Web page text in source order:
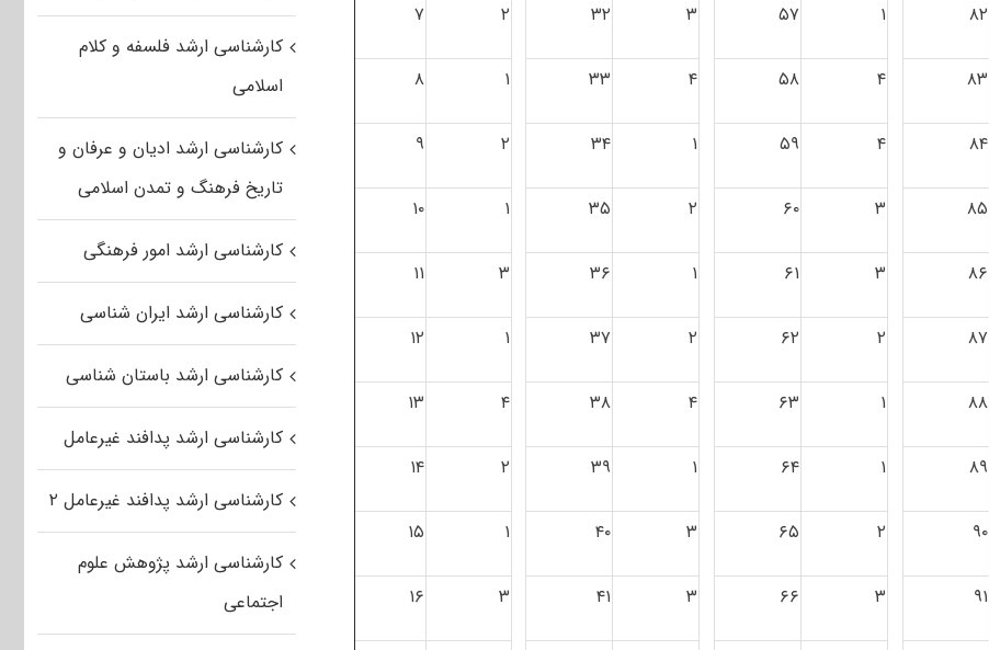
۸۲ ۱ ۵۷ ۳ ۳۲ ۲ ۷
۸۳ ۴ ۵۸ ۴ ۳۳ ۱ ۸
۸۴ ۴ ۵۹ ۱ ۳۴ ۲ ۹
۸۵ ۳ ۶۰ ۲ ۳۵ ۱ ۱۰
۸۶ ۳ ۶۱ ۱ ۳۶ ۳ ۱۱
۸۷ ۲ ۶۲ ۲ ۳۷ ۱ ۱۲
۸۸ ۱ ۶۳ ۴ ۳۸ ۴ ۱۳
۸۹ ۱ ۶۴ ۱ ۳۹ ۲ ۱۴
۹۰ ۲ ۶۵ ۳ ۴۰ ۱ ۱۵
۹۱ ۳ ۶۶ ۳ ۴۱ ۳ ۱۶
کارشناسی ارشد فلسفه و کلام
اسلامی
کارشناسی ارشد ادیان و عرفان و
تاریخ فرهنگ و تمدن اسلامی
کارشناسی ارشد امور فرهنگی
کارشناسی ارشد ایران شناسی
کارشناسی ارشد باستان شناسی
کارشناسی ارشد پدافند غیرعامل
کارشناسی ارشد پدافند غیرعامل ۲
کارشناسی ارشد پژوهش علوم
اجتماعی